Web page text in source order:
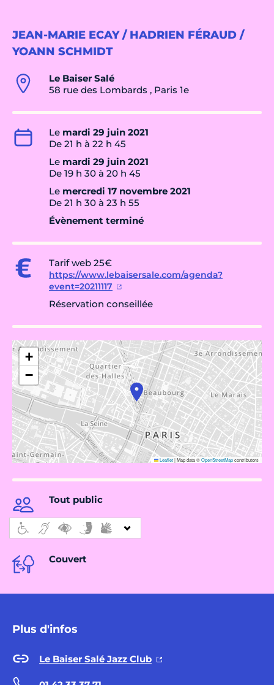
JEAN-MARIE ECAY / HADRIEN FÉRAUD /
YOANN SCHMIDT
Le Baiser Salé
58 rue des Lombards , Paris 1e
Le mardi 29 juin 2021
De 21 h à 22 h 45
Le mardi 29 juin 2021
De 19 h 30 à 20 h 45
Le mercredi 17 novembre 2021
De 21 h 30 à 23 h 55
Évènement terminé
Tarif web 25€
https://www.lebaisersale.com/agenda?
event=20211117
Réservation conseillée
+
−
Leaflet|Map data ©OpenStreetMapcontributors
Tout public
Couvert
Plus d'infos
Le Baiser Salé Jazz Club